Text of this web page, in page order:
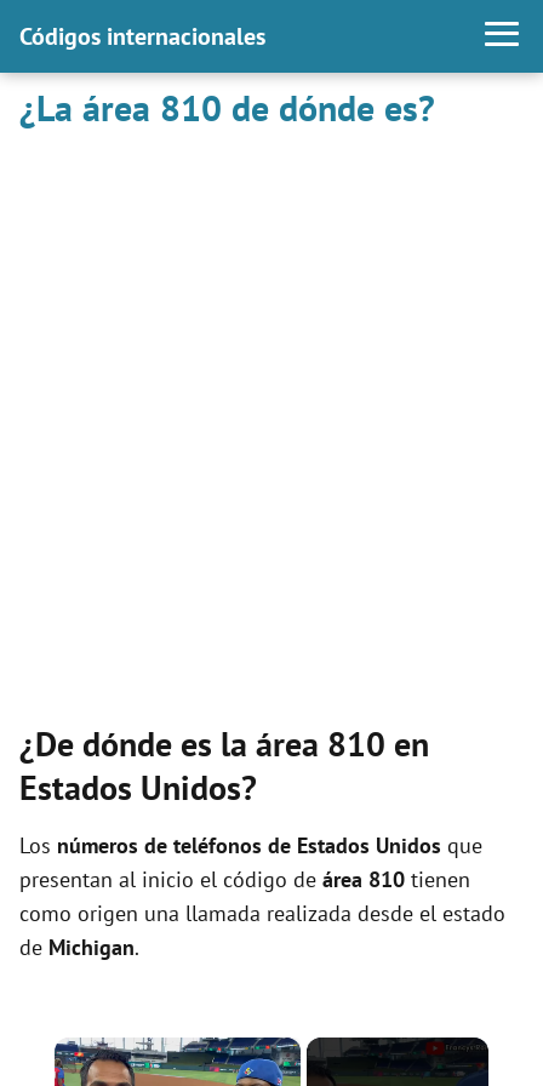
Códigos internacionales
¿La área 810 de dónde es?
¿De dónde es la área 810 en
Estados Unidos?
Los números de teléfonos de Estados Unidos que
presentan al inicio el código de área 810 tienen
como origen una llamada realizada desde el estado
de Michigan.
×